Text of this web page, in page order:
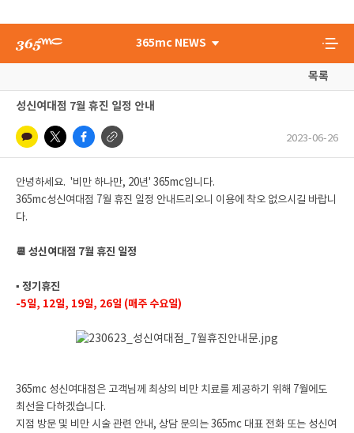
365mc NEWS
목록
성신여대점 7월 휴진 일정 안내
2023-06-26
안녕하세요. '비만 하나만, 20년' 365mc입니다.
365mc성신여대점 7월 휴진 일정 안내드리오니 이용에 착오 없으시길 바랍니
다.
📆 성신여대점 7월 휴진 일정
▪ 정기휴진
-5일, 12일, 19일, 26일 (매주 수요일)
365mc 성신여대점은 고객님께 최상의 비만 치료를 제공하기 위해 7월에도
최선을 다하겠습니다.
지점 방문 및 비만 시술 관련 안내, 상담 문의는 365mc 대표 전화 또는 성신여